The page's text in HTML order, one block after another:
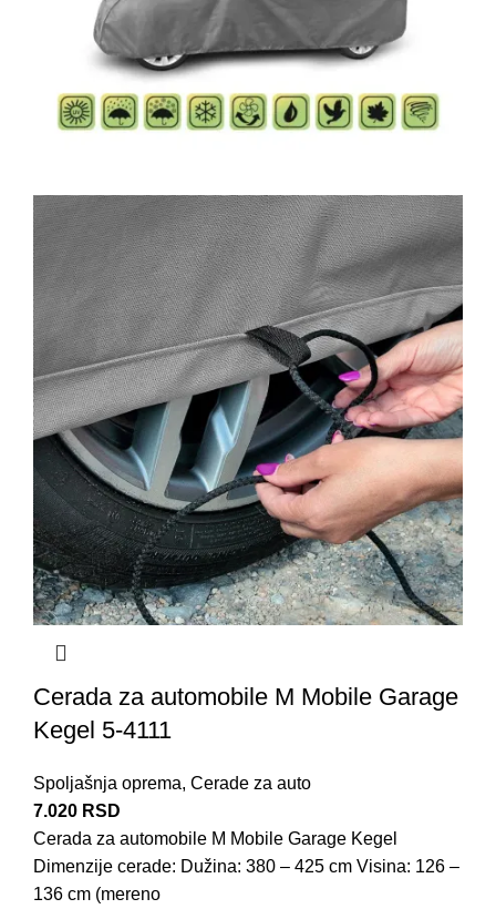
Cerada za automobile M Mobile Garage
Kegel 5-4111
Spoljašnja oprema, Cerade za auto
7.020 RSD
Cerada za automobile M Mobile Garage Kegel
Dimenzije cerade: Dužina: 380 – 425 cm Visina: 126 –
136 cm (mereno